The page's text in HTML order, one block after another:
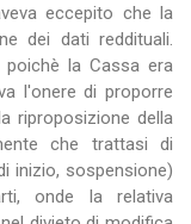
eccepito che la
dei dati reddituali.
la Cassa era
l'onere di proporre
riproposizione della
che trattasi di
inizio, sospensione)
onde la relativa